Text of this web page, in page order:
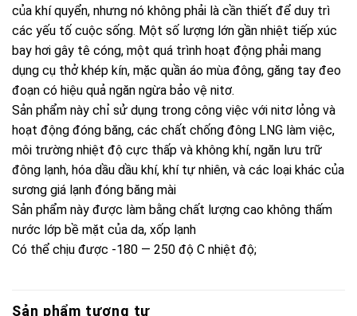
của khí quyển, nhưng nó không phải là cần thiết để duy trì
các yếu tố cuộc sống. Một số lượng lớn gần nhiệt tiếp xúc
bay hơi gây tê cóng, một quá trình hoạt động phải mang
dụng cụ thở khép kín, mặc quần áo mùa đông, găng tay đeo
đoạn có hiệu quả ngăn ngừa bảo vệ nitơ.
Sản phẩm này chỉ sử dụng trong công việc với nitơ lỏng và
hoạt động đóng băng, các chất chống đông LNG làm việc,
môi trường nhiệt độ cực thấp và không khí, ngăn lưu trữ
đông lạnh, hóa dầu dầu khí, khí tự nhiên, và các loại khác của
sương giá lạnh đóng băng mài
Sản phẩm này được làm bằng chất lượng cao không thấm
nước lớp bề mặt của da, xốp lạnh
Có thể chịu được -180 — 250 độ C nhiệt độ;
Sản phẩm tương tự